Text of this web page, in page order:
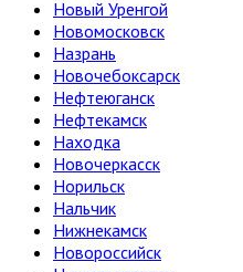
Новый Уренгой
Новомосковск
Назрань
Новочебоксарск
Нефтеюганск
Нефтекамск
Находка
Новочеркасск
Норильск
Нальчик
Нижнекамск
Новороссийск